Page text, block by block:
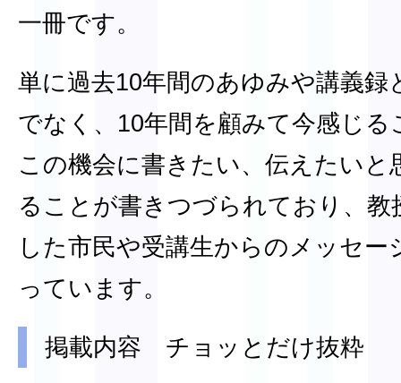
一冊です。
単に過去10年間のあゆみや講義録
でなく、10年間を顧みて今感じる
この機会に書きたい、伝えたいと
ることが書きつづられており、教
した市民や受講生からのメッセー
っています。
掲載内容 チョッとだけ抜粋